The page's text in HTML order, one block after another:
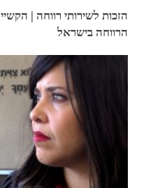
הזכות לשירותי רווחה |
הרווחה בישראל